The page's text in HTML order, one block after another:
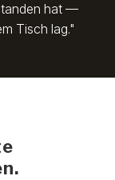
hat —
Tisch lag."